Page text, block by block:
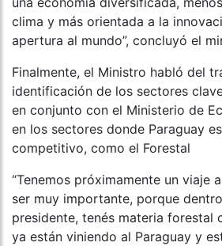
clima y más orientada a la
apertura al mundo”, concluyó el
Finalmente, el Ministro habló del
identificación de los sectores
en conjunto con el Ministerio de
en los sectores donde Paraguay
competitivo, como el Forestal
“Tenemos próximamente un viaje
ser muy importante, porque
presidente, tenés materia forestal
ya están viniendo al Paraguay y